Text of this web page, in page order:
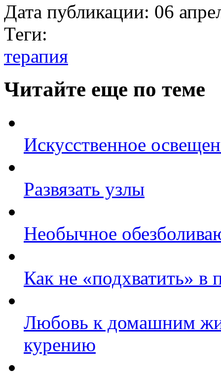
Дата публикации: 06
Теги:
терапия
Читайте еще по теме
Искусственное
Развязать узлы
Необычное
Как не «подхватить» в
Любовь к домашним
курению